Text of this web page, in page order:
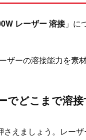
レーザー 溶接」に
ザーの溶接能力を素
でどこまで溶
さえましょう。レー